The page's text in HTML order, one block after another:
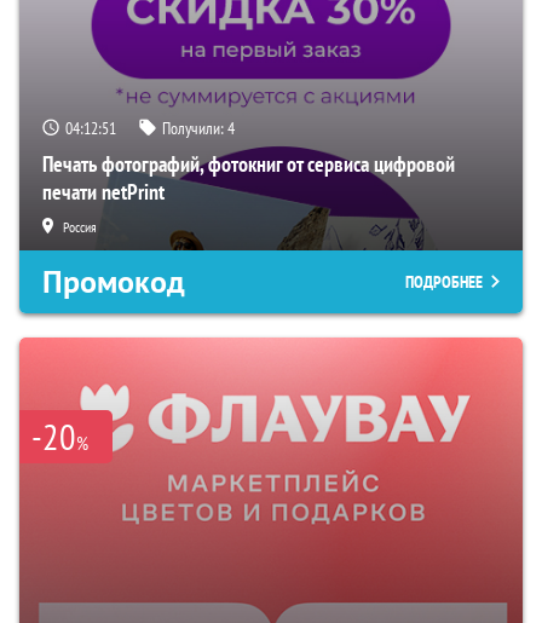
04:12:49 Получили:4
Печать фотографий, фотокниг от сервиса цифровой
печати netPrint
Россия
Промокод ПОДРОБНЕЕ
-20%